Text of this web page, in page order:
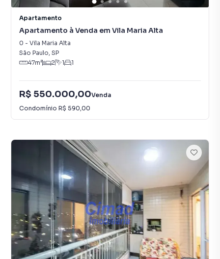
Apartamento
Apartamento à Venda em Vila Maria Alta
0 - Vila Maria Alta
São Paulo, SP
47m² 2 1 1
R$ 550.000,00Venda
Condomínio R$ 590,00